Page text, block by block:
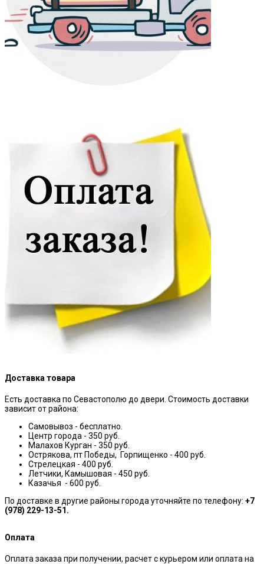
Доставка товара
Есть доставка по Севастополю до двери. Стоимость доставки
зависит от района:
Самовывоз - бесплатно.
Центр города - 350 руб.
Малахов Курган - 350 руб.
Острякова, пт Победы, Горпищенко - 400 руб.
Стрелецкая - 400 руб.
Летчики, Камышовая - 450 руб.
Казачья - 600 руб.
По доставке в другие районы города уточняйте по телефону: +7
(978) 229-13-51.
Оплата
Оплата заказа при получении, расчет с курьером или оплата на